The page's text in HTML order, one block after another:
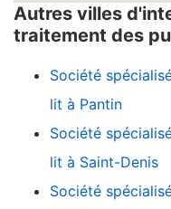
Autres villes
traitement des
Société
lit à Pantin
Société
lit à Saint-Denis
Société